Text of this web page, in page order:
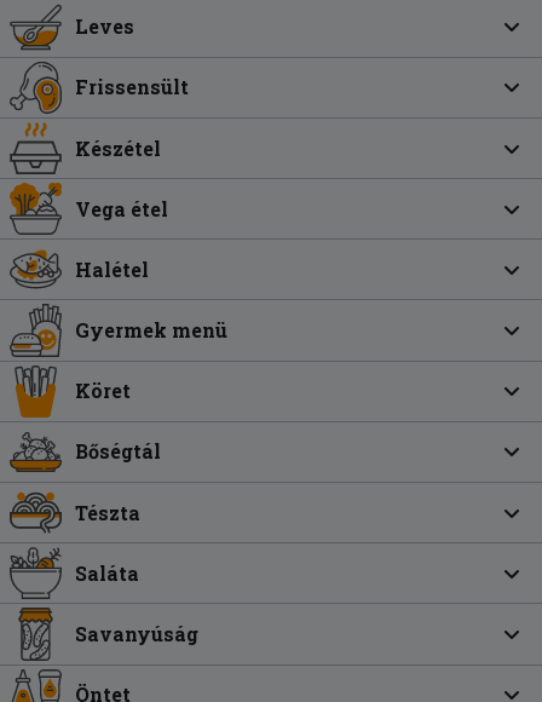
Leves
Frissensült
Készétel
Vega étel
Halétel
Gyermek menü
Köret
Bőségtál
Tészta
Saláta
Savanyúság
Öntet